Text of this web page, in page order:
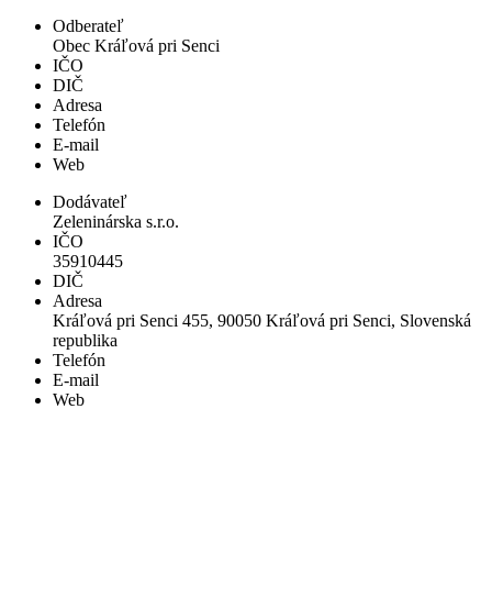
Odberateľ
Obec Kráľová pri Senci
IČO
DIČ
Adresa
Telefón
E-mail
Web
Dodávateľ
Zeleninárska s.r.o.
IČO
35910445
DIČ
Adresa
Kráľová pri Senci 455, 90050 Kráľová pri Senci, Slovenská
republika
Telefón
E-mail
Web